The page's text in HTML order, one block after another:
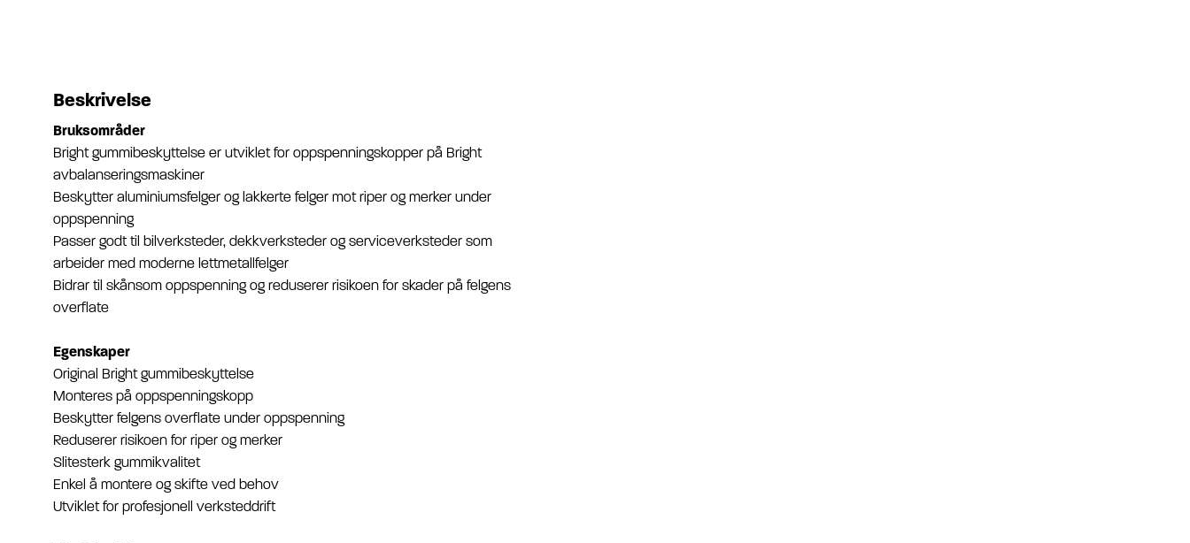
Beskrivelse
Bruksområder
Bright gummibeskyttelse er utviklet for oppspenningskopper på Bright
avbalanseringsmaskiner
Beskytter aluminiumsfelger og lakkerte felger mot riper og merker under
oppspenning
Passer godt til bilverksteder, dekkverksteder og serviceverksteder som
arbeider med moderne lettmetallfelger
Bidrar til skånsom oppspenning og reduserer risikoen for skader på felgens
overflate
Egenskaper
Original Bright gummibeskyttelse
Monteres på oppspenningskopp
Beskytter felgens overflate under oppspenning
Reduserer risikoen for riper og merker
Slitesterk gummikvalitet
Enkel å montere og skifte ved behov
Utviklet for profesjonell verksteddrift